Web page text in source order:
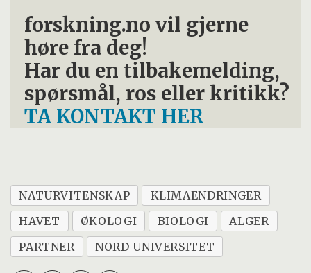
forskning.no vil gjerne
høre fra deg!
Har du en tilbakemelding,
spørsmål, ros eller kritikk?
TA KONTAKT HER
NATURVITENSKAP
KLIMAENDRINGER
HAVET
ØKOLOGI BIOLOGI
ALGER
PARTNER
NORD UNIVERSITET